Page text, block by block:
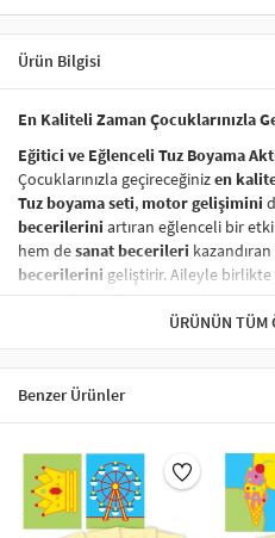
Ürün Bilgisi
En Kaliteli Zaman Çocuklarınızla
Eğitici ve Eğlenceli Tuz Boyama
Çocuklarınızla geçireceğinizen
Tuz boyama seti, motor gelişimini
becerilerini artıran eğlenceli bir
hem desanat becerileri
becerilerini geliştirir. Aileyle birlikte
arasında yer alır.
Sağlığa Zararsız ve Güvenli
çocuklarınızın güvenliği her
içingüvenli tuz boyama
projeler yapmak için ideal bir
Nasıl Yapılır?
Tuz boyama setinizi kullanarak
oldukça basittir:
ÜRÜNÜN TÜM
Benzer Ürünler